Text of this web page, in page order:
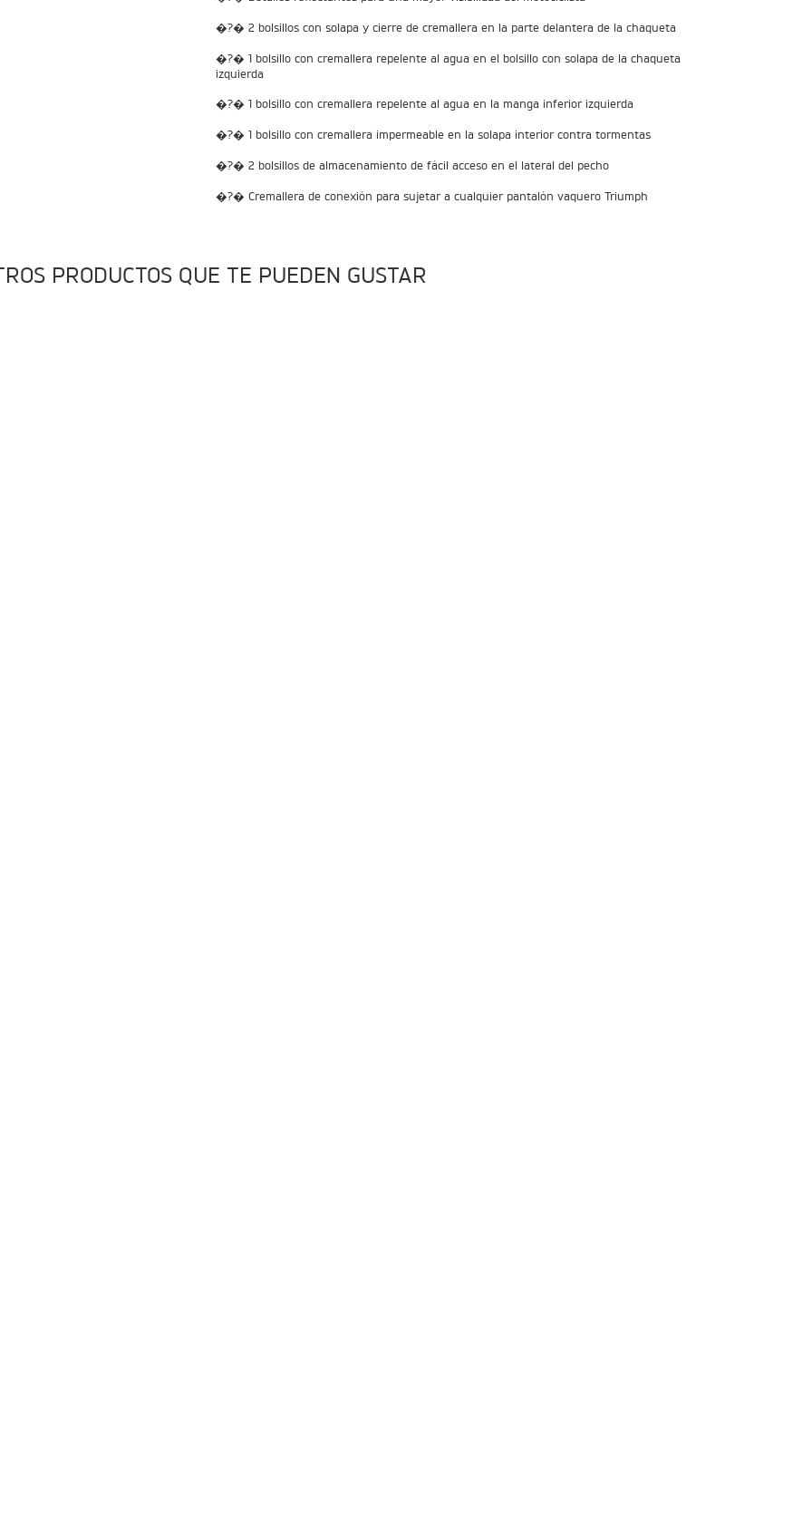
�?� 2 bolsillos con solapa y cierre de cremallera en la parte delantera de la chaqueta
�?� 1 bolsillo con cremallera repelente al agua en el bolsillo con solapa de la chaqueta
izquierda
�?� 1 bolsillo con cremallera repelente al agua en la manga inferior izquierda
�?� 1 bolsillo con cremallera impermeable en la solapa interior contra tormentas
�?� 2 bolsillos de almacenamiento de fácil acceso en el lateral del pecho
�?� Cremallera de conexión para sujetar a cualquier pantalón vaquero Triumph
PRODUCTOS QUE TE PUEDEN GUSTAR